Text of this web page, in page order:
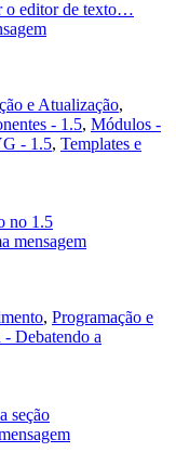
o editor de texto…
e Atualização,
- 1.5, Módulos -
- 1.5, Templates e
no 1.5
mensagem
, Programação e
Debatendo a
seção